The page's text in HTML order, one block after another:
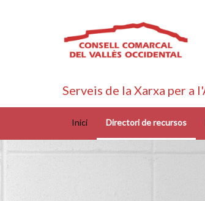
Serveis de la Xarxa per
Inici Directori de recursos